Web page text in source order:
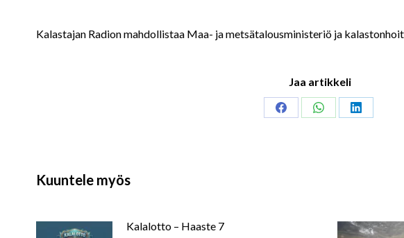
Kalastajan Radion mahdollistaa Maa- ja metsätalousministeriö ja
Jaa artikkeli
Share
Share
Share
Kuuntele myös
Kalalotto – Haaste 7